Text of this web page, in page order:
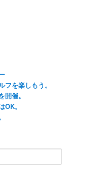
を楽しもう。
催。
。